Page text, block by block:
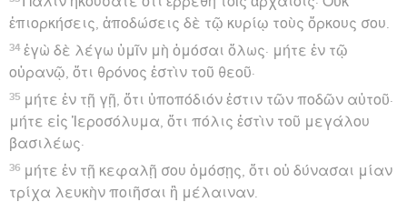
ἐπιορκήσεις, ἀποδώσεις δὲ τῷ κυρίῳ τοὺς ὅρκους σου.
34 ἐγὼ δὲ λέγω ὑμῖν μὴ ὀμόσαι ὅλως· μήτε ἐν τῷ
οὐρανῷ, ὅτι θρόνος ἐστὶν τοῦ θεοῦ·
35 μήτε ἐν τῇ γῇ, ὅτι ὑποπόδιόν ἐστιν τῶν ποδῶν αὐτοῦ·
μήτε εἰς Ἱεροσόλυμα, ὅτι πόλις ἐστὶν τοῦ μεγάλου
βασιλέως·
36 μήτε ἐν τῇ κεφαλῇ σου ὀμόσῃς, ὅτι οὐ δύνασαι μίαν
τρίχα λευκὴν ποιῆσαι ἢ μέλαιναν.